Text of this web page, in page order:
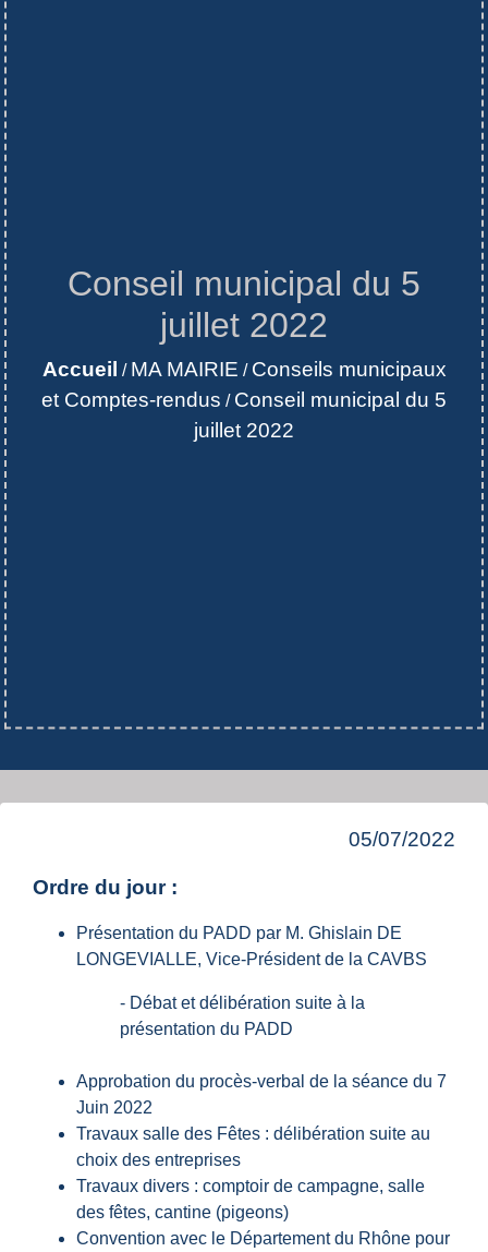
Conseil municipal du 5
juillet 2022
Accueil / MA MAIRIE / Conseils municipaux
et Comptes-rendus / Conseil municipal du 5
juillet 2022
05/07/2022
Ordre du jour :
Présentation du PADD par M. Ghislain DE
LONGEVIALLE, Vice-Président de la CAVBS
- Débat et délibération suite à la
présentation du PADD
Approbation du procès-verbal de la séance du 7
Juin 2022
Travaux salle des Fêtes : délibération suite au
choix des entreprises
Travaux divers : comptoir de campagne, salle
des fêtes, cantine (pigeons)
Convention avec le Département du Rhône pour